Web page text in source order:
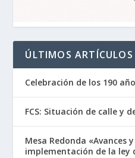
ÚLTIMOS ARTÍCULOS
Celebración de los 190
FCS: Situación de calle y
Mesa Redonda «Avances
implementación de la ley